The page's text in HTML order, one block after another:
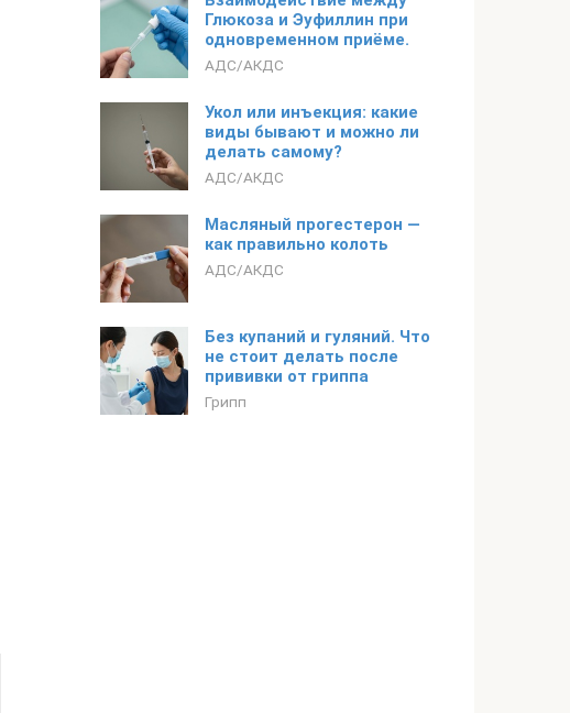
Глюкоза и Эуфиллин при
одновременном приёме.
АДС/АКДС
Укол или инъекция: какие
виды бывают и можно ли
делать самому?
АДС/АКДС
Масляный прогестерон —
как правильно колоть
АДС/АКДС
Без купаний и гуляний. Что
не стоит делать после
прививки от гриппа
Грипп